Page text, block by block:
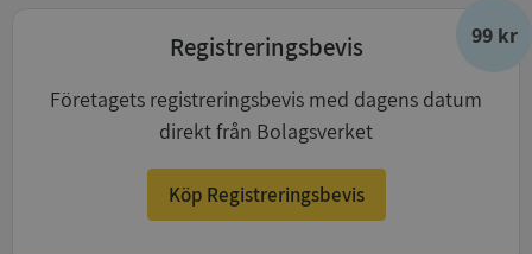
99 kr
Registreringsbevis
Företagets registreringsbevis med dagens datum
direkt från Bolagsverket
Köp Registreringsbevis